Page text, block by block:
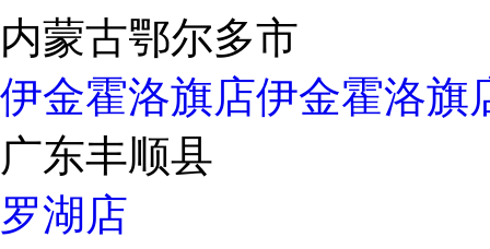
内蒙古鄂尔多市
伊金霍洛旗店伊金霍洛旗
广东丰顺县
罗湖店